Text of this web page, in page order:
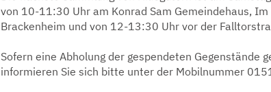
von 10-11:30 Uhr am Konrad Sam Gemeindehaus,
Brackenheim und von 12-13:30 Uhr vor der
Sofern eine Abholung der gespendeten Gegenstände
informieren Sie sich bitte unter der Mobilnummer